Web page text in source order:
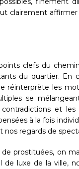
clairement
clefs du
du quartier. En
réinterprète les
se
et
à la fois
regards de
prostituées, on
luxe de la ville,